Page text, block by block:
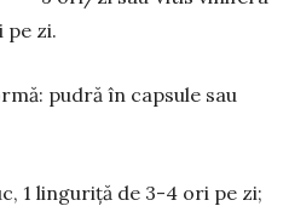
pe zi.
pudră în capsu­le sau
1 linguriţă de 3-4 ori pe zi;